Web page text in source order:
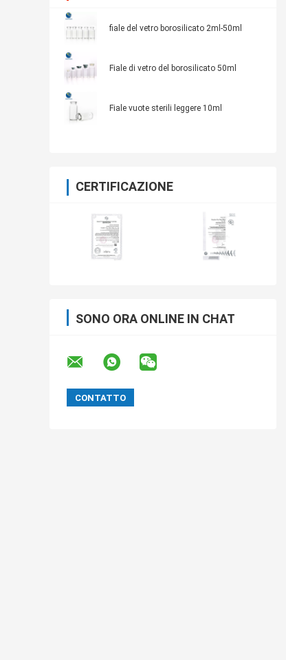
fiale del vetro borosilicato 2ml-50ml
Fiale di vetro del borosilicato 50ml
Fiale vuote sterili leggere 10ml
CERTIFICAZIONE
SONO ORA ONLINE IN CHAT